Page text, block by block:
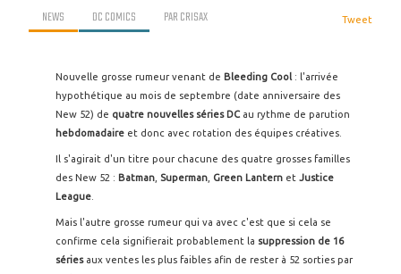
NEWS DC COMICS PARCRISAX Tweet
Nouvelle grosse rumeur venant de Bleeding Cool : l'arrivée
hypothétique au mois de septembre (date anniversaire des
New 52) de quatre nouvelles séries DC au rythme de parution
hebdomadaire et donc avec rotation des équipes créatives.
Il s'agirait d'un titre pour chacune des quatre grosses familles
des New 52 : Batman Superman Green Lantern et Justice
League
Mais l'autre grosse rumeur qui va avec c'est que si cela se
confirme cela signifierait probablement la suppression de 16
sériesaux ventes les plus faibles afin de rester à 52 sorties par